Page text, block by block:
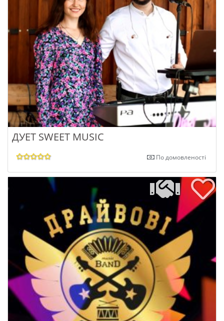
ДУЕТ SWEET MUSIC
По домовленості